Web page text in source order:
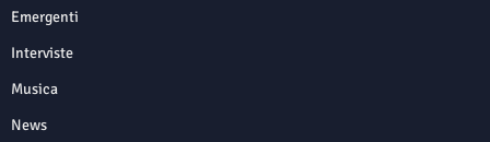
Emergenti
Interviste
Musica
News